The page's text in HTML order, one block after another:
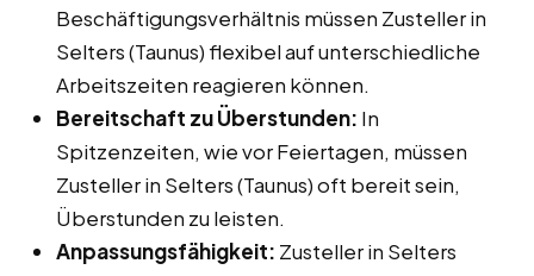
Beschäftigungsverhältnis müssen Zusteller in
Selters (Taunus) flexibel auf unterschiedliche
Arbeitszeiten reagieren können.
Bereitschaft zu Überstunden: In
Spitzenzeiten, wie vor Feiertagen, müssen
Zusteller in Selters (Taunus) oft bereit sein,
Überstunden zu leisten.
Anpassungsfähigkeit: Zusteller in Selters